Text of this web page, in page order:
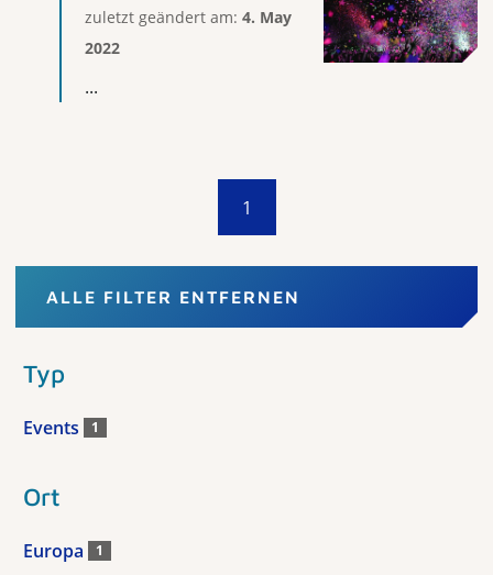
zuletzt geändert am: 4. May
2022
...
1
ALLE FILTER ENTFERNEN
Typ
Events 1
Ort
Europa 1